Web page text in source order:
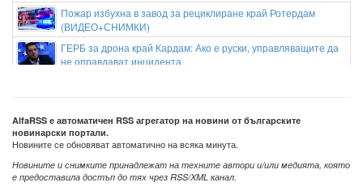
Пожар избухна в завод за рециклиране край Ротердам
(ВИДЕО+СНИМКИ)
ГЕРБ за дрона край Кардам: Ако е руски, управляващите да
не оправдават инцидента
AlfaRSS е автоматичен RSS агрегатор на новини от българските
новинарски портали.
Новините се обновяват автоматично на всяка минута.
Новините и снимките принадлежат на техните автори и/или медията, която
е предоставила достъп до тях чрез RSS/XML канал.